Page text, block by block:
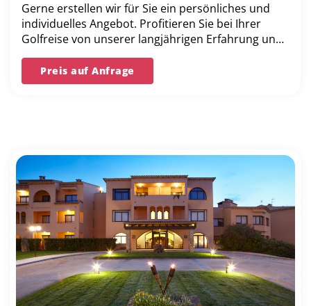
Gerne erstellen wir für Sie ein persönliches und
individuelles Angebot. Profitieren Sie bei Ihrer
Golfreise von unserer langjährigen Erfahrung und
unserer Bestpreis-Garantie.
Preis auf Anfrage